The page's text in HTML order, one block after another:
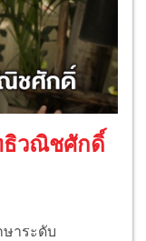
ธิวณิชศักดิ์
ษาระดับ